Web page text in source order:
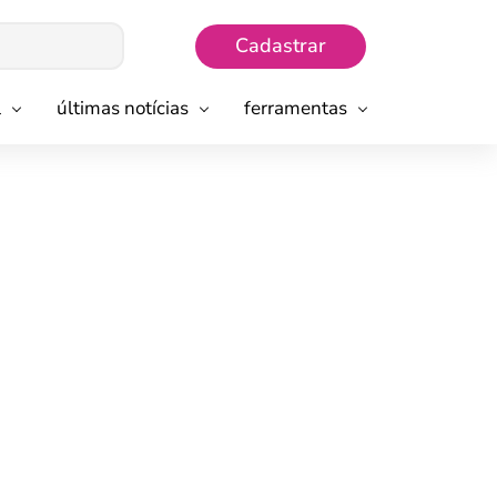
Cadastrar
últimas notícias ferramentas